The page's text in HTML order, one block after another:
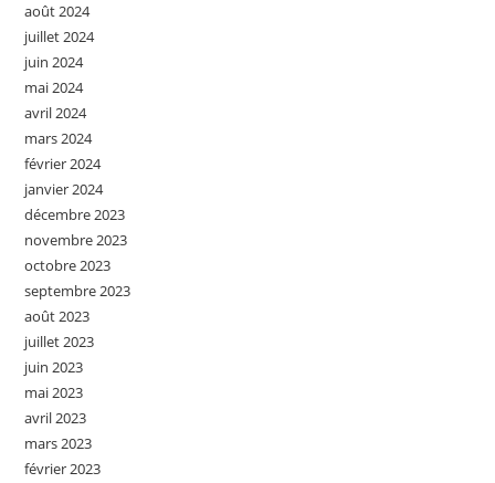
août 2024
juillet 2024
juin 2024
mai 2024
avril 2024
mars 2024
février 2024
janvier 2024
décembre 2023
novembre 2023
octobre 2023
septembre 2023
août 2023
juillet 2023
juin 2023
mai 2023
avril 2023
mars 2023
février 2023